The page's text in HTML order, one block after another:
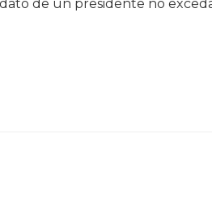
de un presidente no